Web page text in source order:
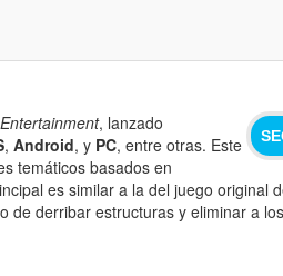
, lanzado
, Android, y PC, entre otras. Este
temáticos basados en
es similar a la del juego original
de derribar estructuras y eliminar a